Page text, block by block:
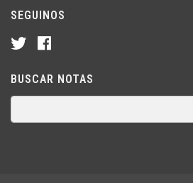
SEGUINOS
BUSCAR NOTAS